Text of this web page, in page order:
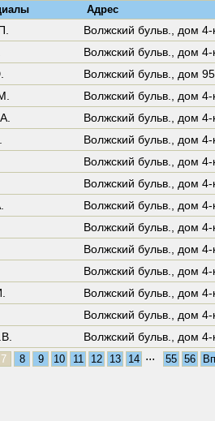
Адрес
Волжский бульв., дом 4-
Волжский бульв., дом 4-
Волжский бульв., дом
Волжский бульв., дом 4-
Волжский бульв., дом 4-
Волжский бульв., дом 4-
Волжский бульв., дом 4-
Волжский бульв., дом 4-
Волжский бульв., дом 4-
Волжский бульв., дом 4-
Волжский бульв., дом 4-
Волжский бульв., дом 4-
Волжский бульв., дом 4-
Волжский бульв., дом 4-
Волжский бульв., дом 4-
7 8 9 10 11 12 13 14 ... 55 56